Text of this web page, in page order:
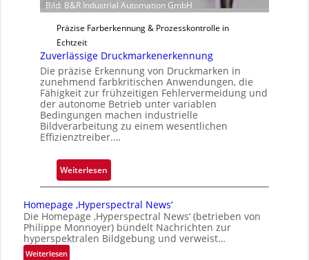
Bild: B&R Industrial Automation GmbH
Präzise Farberkennung & Prozesskontrolle in
Echtzeit
Zuverlässige Druckmarkenerkennung
Die präzise Erkennung von Druckmarken in
zunehmend farbkritischen Anwendungen, die
Fähigkeit zur frühzeitigen Fehlervermeidung und
der autonome Betrieb unter variablen
Bedingungen machen industrielle
Bildverarbeitung zu einem wesentlichen
Effizienztreiber.…
Weiterlesen
Z
v
e
r
Homepage ‚Hyperspectral News‘
Die Homepage ‚Hyperspectral News‘ (betrieben von
Philippe Monnoyer) bündelt Nachrichten zur
hyperspektralen Bildgebung und verweist…
Weiterlesen: